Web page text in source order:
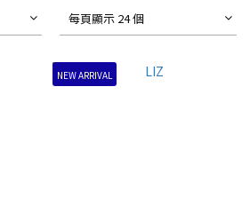
每頁顯示 24 個
NEW ARRIVAL